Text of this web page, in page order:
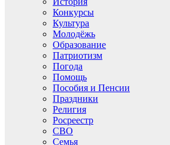
Конкурсы
Культура
Молодёжь
Образование
Патриотизм
Погода
Помощь
Пособия и Пенсии
Праздники
Религия
Росреестр
СВО
Семья